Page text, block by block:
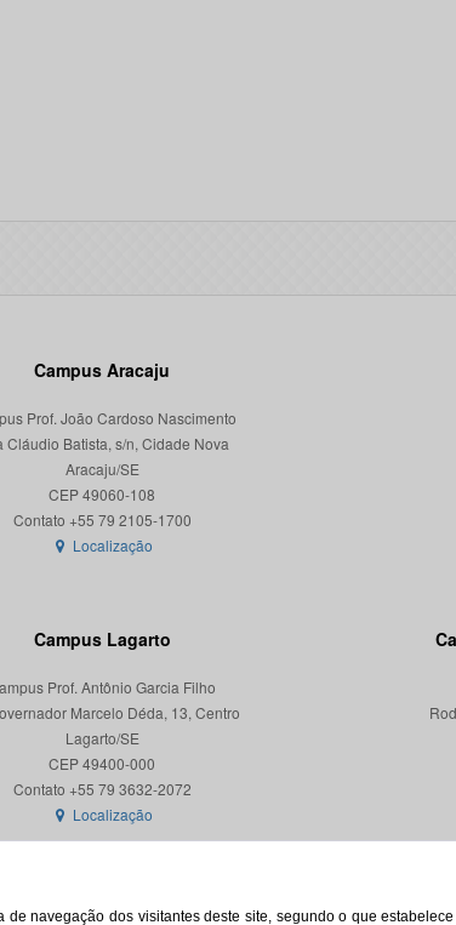
navegação dos visitantes deste site, segundo o que
Campus Aracaju
Prof. João Cardoso Nascimento
Cláudio Batista, s/n, Cidade Nova
Aracaju/SE
CEP 49060-108
Localização
Campus Lagarto
Prof. Antônio Garcia Filho
Marcelo Déda, 13, Centro
Lagarto/SE
CEP 49400-000
Localização